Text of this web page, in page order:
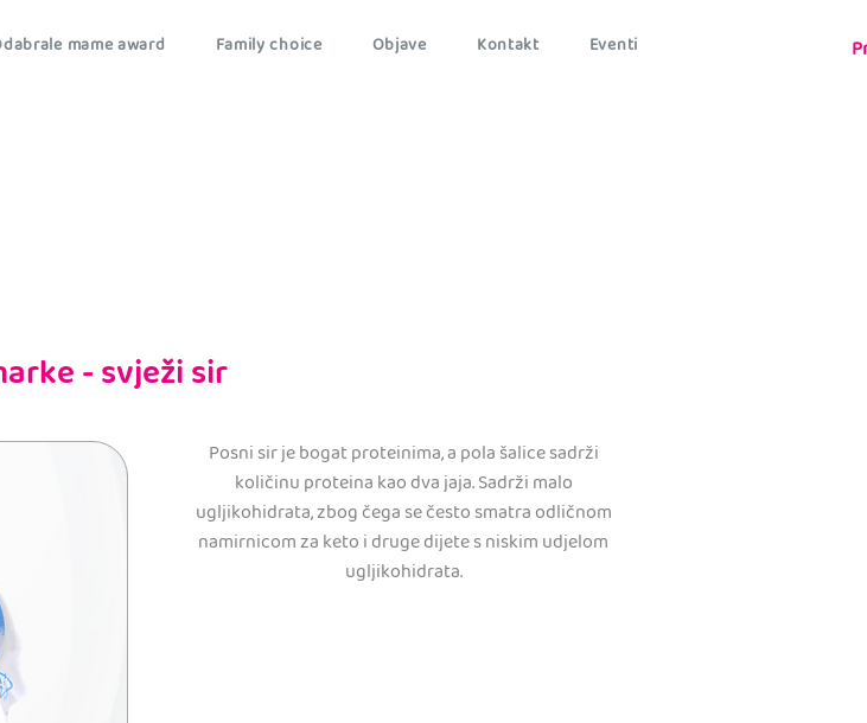
mame award Family choice Objave Kontakt Eventi
- svježi sir
Posni sir je bogat proteinima, a pola šalice sadrži
količinu proteina kao dva jaja. Sadrži malo
ugljikohidrata, zbog čega se često smatra odličnom
namirnicom za keto i druge dijete s niskim udjelom
ugljikohidrata.